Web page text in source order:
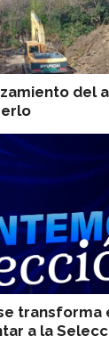
del
transforma
a la